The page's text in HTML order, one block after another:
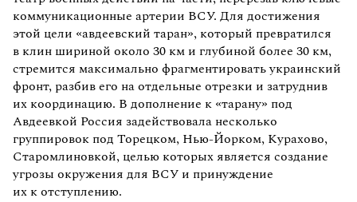
коммуникационные артерии ВСУ. Для достижения
этой цели «авдеевский таран», который превратился
в клин шириной около 30 км и глубиной более 30 км,
стремится максимально фрагментировать украинский
фронт, разбив его на отдельные отрезки и затруднив
их координацию. В дополнение к «тарану» под
Авдеевкой Россия задействовала несколько
группировок под Торецком, Нью-Йорком, Курахово,
Старомлиновкой, целью которых является создание
угрозы окружения для ВСУ и принуждение
их к отступлению.